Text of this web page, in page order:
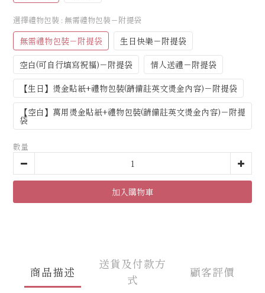
選擇禮物包裝 : 無需禮物包裝－附提袋
無需禮物包裝－附提袋
生日快樂－附提袋
空白(可自行填寫祝福)－附提袋
情人送禮－附提袋
【生日】燙金貼紙+禮物包裝(請備註英文燙金內容)－附提袋
【空白】萬用燙金貼紙+禮物包裝(請備註英文燙金內容)－附提
袋
數量
加入購物車
商品描述
送貨及付款方
式
顧客評價